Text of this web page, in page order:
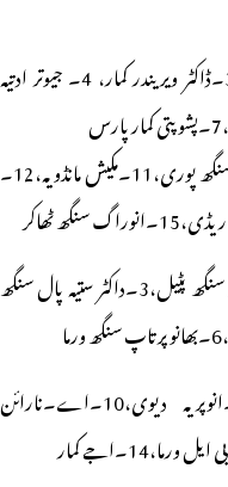
1۔ نارائن ٹاٹو رانے، 2۔سربانند سونوال، 3۔ڈاکٹر ویریندر کمار، 4۔ جیوتر ادتیہ
8۔کرن رِجّجو،9۔راج کمار سنگھ،10۔ہردیپ سنگھ پوری،11۔مکیش مانڈویہ،12۔
1۔پنکج چودھری،2۔انوپریہ سنگھ پٹیل،3۔داکٹر ستیہ پال سنگھ
7۔درشناوکرم جردوش،8۔ مینکاشی لیکھی،9۔انوپریہ دیوی،10۔اے۔نارائن